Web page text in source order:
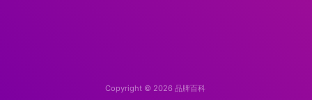
Copyright © 2026 品牌百科